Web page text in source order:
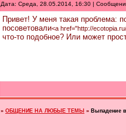
Дата: Среда, 28.05.2014, 16:30 |
Привет! У меня такая проблема:
посоветовали<a href="http://
что-то подобное? Или может
» ОБЩЕНИЕ НА ЛЮБЫЕ ТЕМЫ » Выпадение